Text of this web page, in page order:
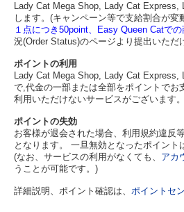
Lady Cat Mega Shop, Lady Cat
します。(キャンペーン等で支給割合が変
１点につき50point、Easy Queen Catで
況(Order Status)のページより提出いただ
ポイントの利用
Lady Cat Mega Shop, Lady Cat
で,代金の一部または全部をポイントで
利用いただけないサービスがございます
ポイントの失効
お客様が退会された場合、利用規約違反
となります。 一旦無効となったポイン
(なお、サービスの利用がなくても、 アカ
うことが可能です。)
詳細説明、ポイント確認は、 ポイントセ